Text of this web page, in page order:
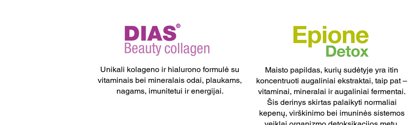
Unikali kolageno ir hialurono formulė su
vitaminais bei mineralais odai, plaukams,
nagams, imunitetui ir energijai.
Maisto papildas, kurių sudėtyje yra itin
koncentruoti augaliniai ekstraktai, taip pat –
vitaminai, mineralai ir augaliniai fermentai.
Šis derinys skirtas palaikyti normaliai
kepenų, virškinimo bei imuninės sistemos